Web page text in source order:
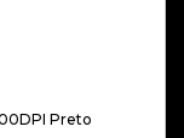
Preto